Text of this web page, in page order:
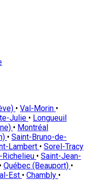
• Val-Morin •
Julie • Longueuil
• Montréal
• Saint-Bruno-de-
Lambert • Sorel-Tracy
• Saint-Jean-
• Québec (Beauport) •
Est • Chambly •